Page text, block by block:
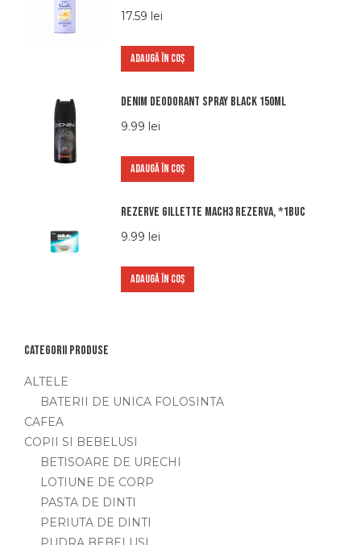
17.59 lei
ADAUGĂ ÎN COȘ
Denim Deodorant Spray Black 150ml
9.99 lei
ADAUGĂ ÎN COȘ
Rezerve Gillette Mach3 Rezerva, *1buc
9.99 lei
ADAUGĂ ÎN COȘ
Categorii produse
ALTELE
BATERII DE UNICA FOLOSINTA
CAFEA
COPII SI BEBELUSI
BETISOARE DE URECHI
LOTIUNE DE CORP
PASTA DE DINTI
PERIUTA DE DINTI